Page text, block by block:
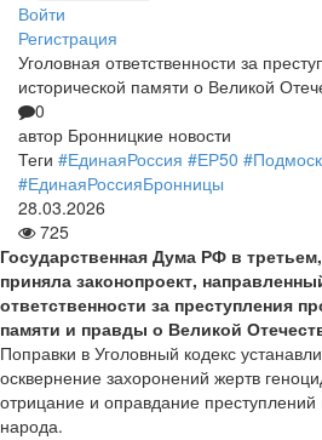
Войти
Регистрация
Уголовная ответственности за
исторической памяти о Великой
0
автор Бронницкие новости
Теги #ЕдинаяРоссия #ЕР50
#ЕдинаяРоссияБронницы
28.03.2026
725
Государственная Дума РФ в
приняла законопроект,
ответственности за преступления
памяти и правды о Великой
Поправки в Уголовный кодекс
осквернение захоронений жертв
отрицание и оправдание преступлений
народа.